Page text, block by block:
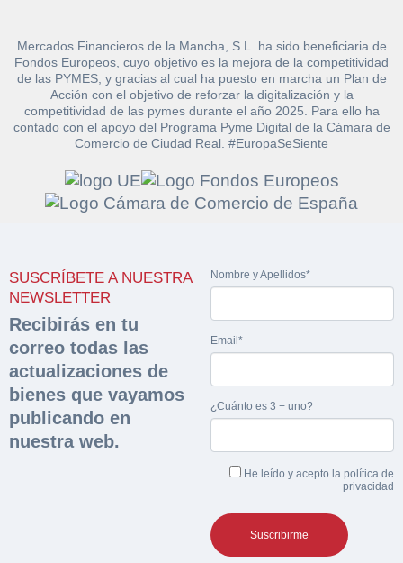
Mercados Financieros de la Mancha, S.L. ha sido beneficiaria de
Fondos Europeos, cuyo objetivo es la mejora de la competitividad
de las PYMES, y gracias al cual ha puesto en marcha un Plan de
Acción con el objetivo de reforzar la digitalización y la
competitividad de las pymes durante el año 2025. Para ello ha
contado con el apoyo del Programa Pyme Digital de la Cámara de
Comercio de Ciudad Real. #EuropaSeSiente
SUSCRÍBETE A NUESTRA
NEWSLETTER
Recibirás en tu
correo todas las
actualizaciones de
bienes que vayamos
publicando en
nuestra web.
Nombre y Apellidos*
Email*
¿Cuánto es 3 + uno?
He leído y acepto la política de
privacidad
documentación
sobre la peritación
Rellene este formulario y recibirá en su email el
enlace para descargar la documentación
Nombre y Apellidos*
Hacer Oferta
Razón social*
Teléfono*
Nombre y Apellidos*
Sobre Merfinsa
Venta de bienes muebles
Vehículos